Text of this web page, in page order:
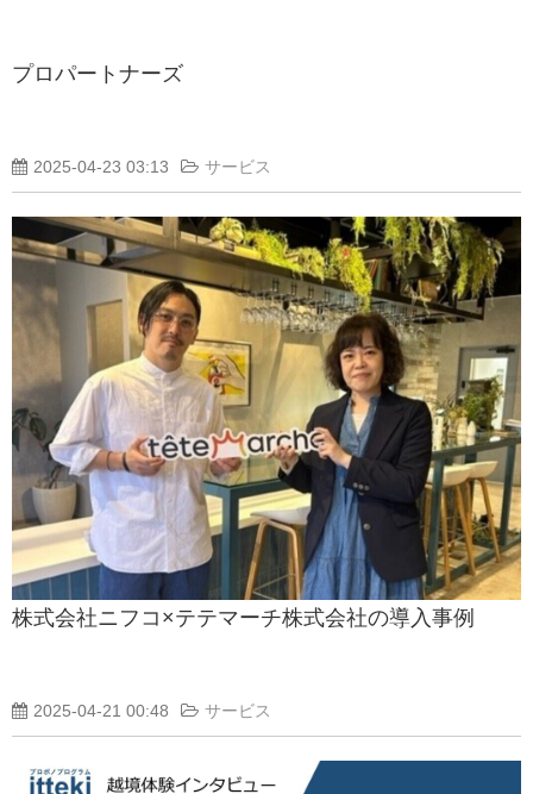
プロパートナーズ
2025-04-23 03:13 サービス
株式会社ニフコ×テテマーチ株式会社の導入事例
2025-04-21 00:48 サービス